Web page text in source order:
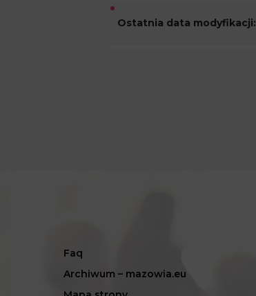
Ostatnia data modyfikacji:
Faq
Archiwum – mazowia.eu